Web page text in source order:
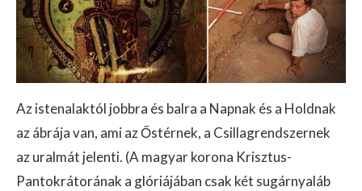
Az istenalaktól jobbra és balra a Napnak és a Holdnak
az ábrája van, ami az Őstérnek, a Csillagrendszernek
az uralmát jelenti. (A magyar korona Krisztus-
Pantokrátorának a glóriájában csak két sugárnyaláb